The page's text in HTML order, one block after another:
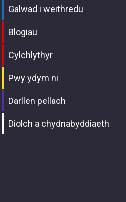
Galwad i weithredu
Blogiau
Cylchlythyr
Pwy ydym ni
Darllen pellach
Diolch a chydnabyddiaeth